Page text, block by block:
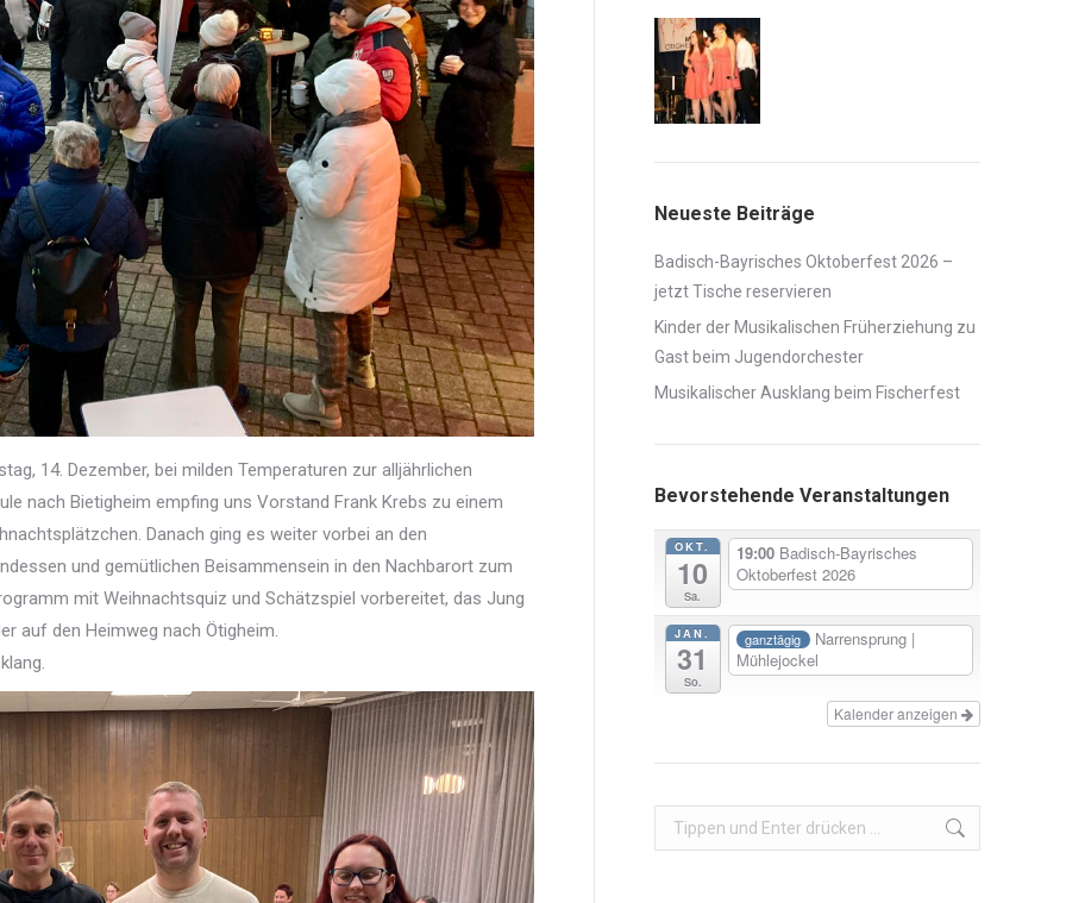
14. Dezember, bei milden Temperaturen zur alljährlichen
nach Bietigheim empfing uns Vorstand Frank Krebs zu einem
Danach ging es weiter vorbei an den
und gemütlichen Beisammensein in den Nachbarort zum
mit Weihnachtsquiz und Schätzspiel vorbereitet, das Jung
auf den Heimweg nach Ötigheim.
Neueste Beiträge
Badisch-Bayrisches Oktoberfest 2026 –
jetzt Tische reservieren
Kinder der Musikalischen Früherziehung zu
Gast beim Jugendorchester
Musikalischer Ausklang beim Fischerfest
Bevorstehende Veranstaltungen
OKT.
10
Sa.
19:00 Badisch-Bayrisches
Oktoberfest 2026
JAN.
31
So.
ganztägig
Narrensprung |
Mühlejockel
Kalender anzeigen
Search: